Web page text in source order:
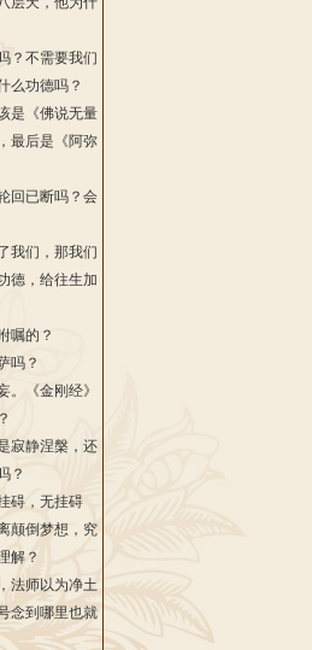
？不需要我们
么功德吗？
是《佛说无量
最后是《阿弥
回已断吗？会
我们，那我们
德，给往生加
嘱的？
吗？
。《金刚经》
寂静涅槃，还
？
碍，无挂碍
颠倒梦想，究
解？
法师以为净土
念到哪里也就